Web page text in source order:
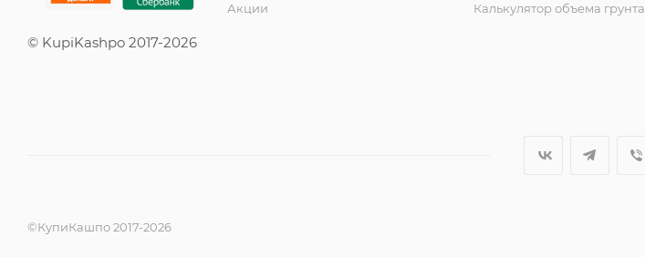
© KupiKashpo 2017-2026
Акции
Калькулятор объема грунта
©КупиКашпо 2017-2026